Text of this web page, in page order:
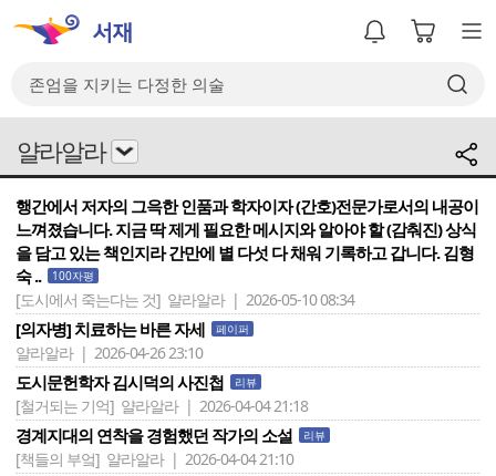
얄라알라
행간에서 저자의 그윽한 인품과 학자이자 (간호)전문가로서의 내공이
느껴졌습니다. 지금 딱 제게 필요한 메시지와 알아야 할 (감춰진) 상식
을 담고 있는 책인지라 간만에 별 다섯 다 채워 기록하고 갑니다. 김형
숙 ..
100자평
[도시에서 죽는다는 것] 얄라알라 | 2026-05-10 08:34
[의자병] 치료하는 바른 자세 페이퍼
얄라알라 | 2026-04-26 23:10
도시문헌학자 김시덕의 사진첩 리뷰
[철거되는 기억] 얄라알라 | 2026-04-04 21:18
경계지대의 연착을 경험했던 작가의 소설 리뷰
[책들의 부엌] 얄라알라 | 2026-04-04 21:10